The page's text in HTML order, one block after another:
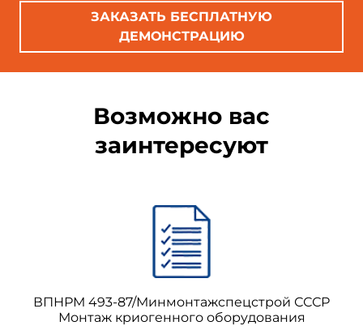
ЗАКАЗАТЬ БЕСПЛАТНУЮ
ДЕМОНСТРАЦИЮ
Возможно вас
заинтересуют
ВПНРМ 493-87/Минмонтажспецстрой СССР
Монтаж криогенного оборудования